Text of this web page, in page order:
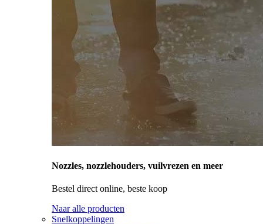
Nozzles, nozzlehouders, vuilvrezen en meer
Bestel direct online, beste koop
Naar alle producten
Snelkoppelingen